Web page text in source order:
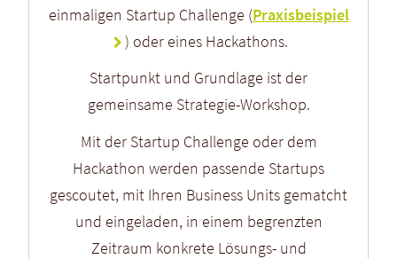
einmaligen Startup Challenge (Praxisbeispiel
) oder eines Hackathons.
Startpunkt und Grundlage ist der
gemeinsame Strategie-Workshop.
Mit der Startup Challenge oder dem
Hackathon werden passende Startups
gescoutet, mit Ihren Business Units gematcht
und eingeladen, in einem begrenzten
Zeitraum konkrete Lösungs- und